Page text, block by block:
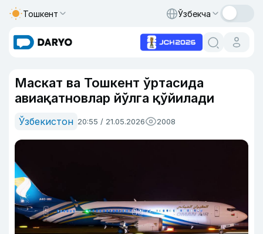
Тошкент Ўзбекча
Маскат ва Тошкент ўртасида
авиақатновлар йўлга қўйилади
Ўзбекистон 20:55 / 21.05.2026 2008